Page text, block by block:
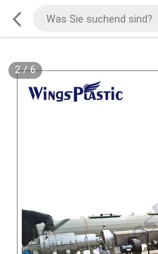
2/6